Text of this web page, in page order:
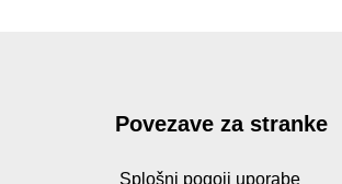
Povezave za stranke
Splošni pogoji uporabe